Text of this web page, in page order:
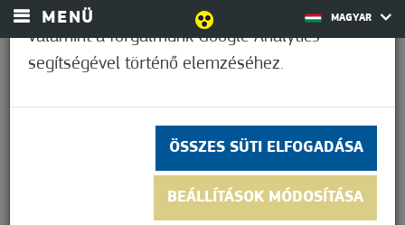
MENÜ MAGYAR
és a hirdetések személyre szabásához,
valamint a forgalmunk Google Analytics
segítségével történő elemzéséhez.
ÖSSZES SÜTI ELFOGADÁSA
BEÁLLÍTÁSOK MÓDOSÍTÁSA